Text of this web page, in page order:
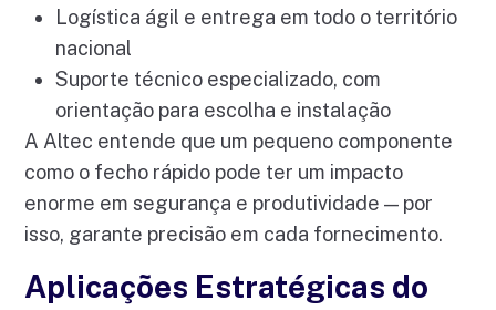
Logística ágil e entrega em todo o território
nacional
Suporte técnico especializado, com
orientação para escolha e instalação
A Altec entende que um pequeno componente
como o fecho rápido pode ter um impacto
enorme em segurança e produtividade — por
isso, garante precisão em cada fornecimento.
Aplicações Estratégicas do